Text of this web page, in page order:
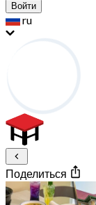
Войти
ru
Поделиться